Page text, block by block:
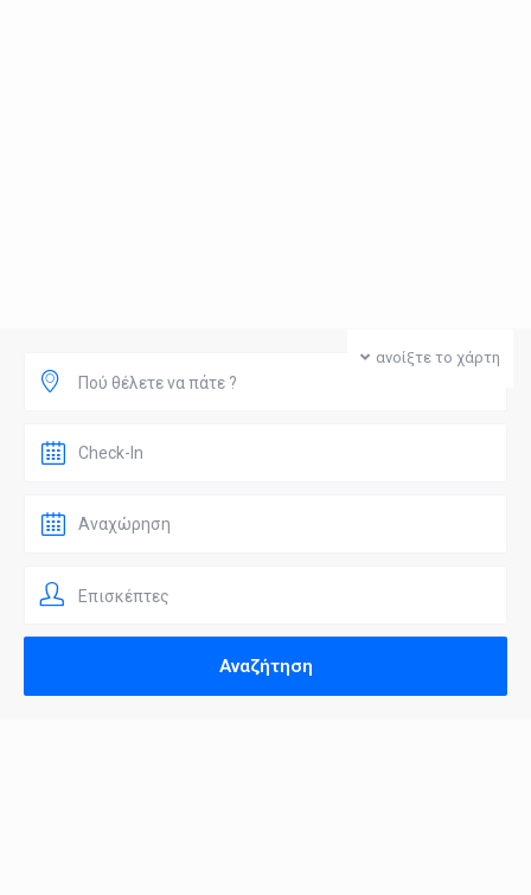
ανοίξτε το χάρτη
Πού θέλετε να πάτε ?
Επισκέπτες